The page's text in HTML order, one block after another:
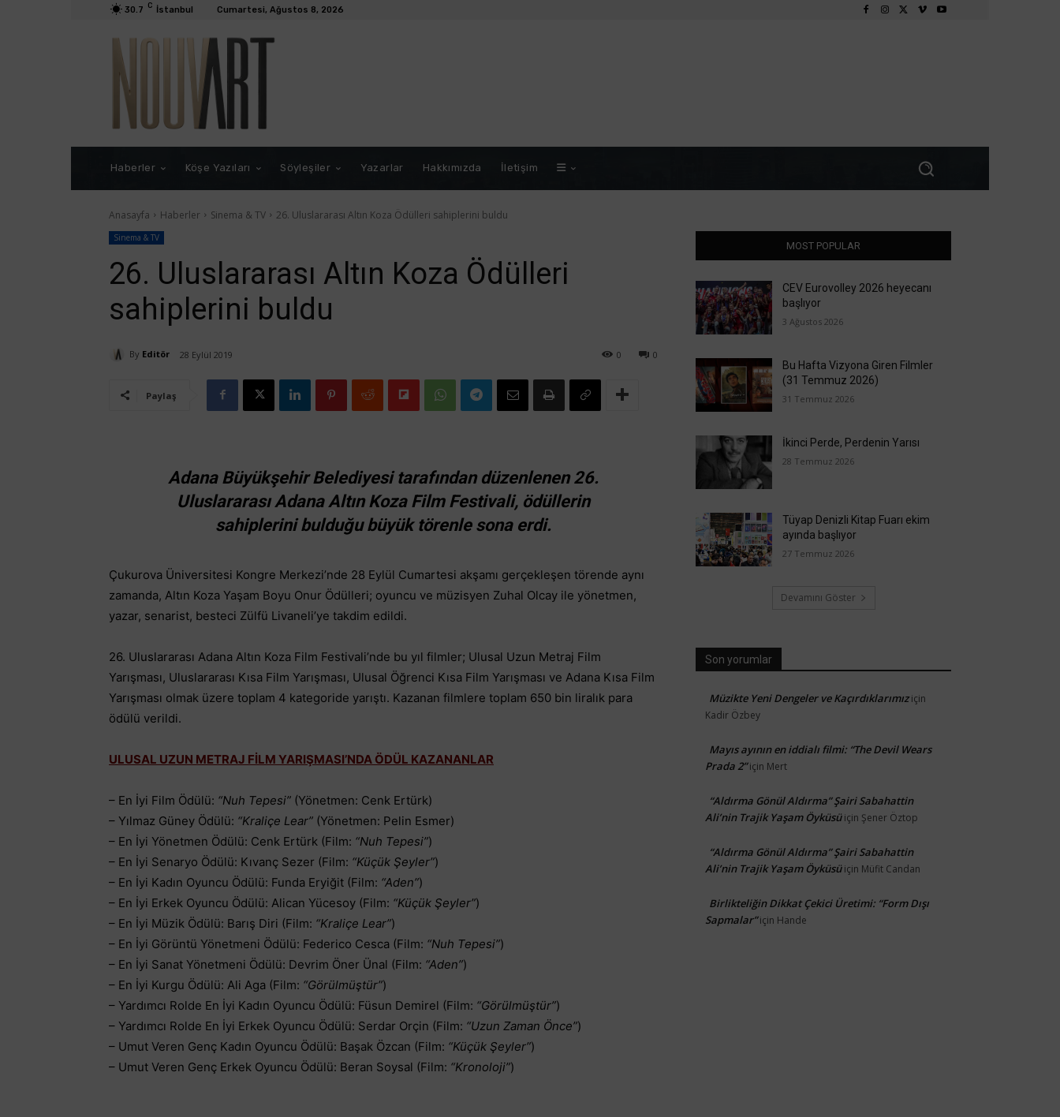
30.7 C İstanbul Cumartesi, Ağustos 8, 2026
Haberler Köşe Yazıları Söyleşiler Yazarlar Hakkımızda İletişim
Anasayfa Haberler Sinema & TV 26. Uluslararası Altın Koza Ödülleri sahiplerini buldu
Sinema & TV
26. Uluslararası Altın Koza Ödülleri
sahiplerini buldu
By Editör 28 Eylül 2019 0
0
Paylaş
Adana Büyükşehir Belediyesi tarafından düzenlenen 26.
Uluslararası Adana Altın Koza Film Festivali, ödüllerin
sahiplerini bulduğu büyük törenle sona erdi.
Çukurova Üniversitesi Kongre Merkezi’nde 28 Eylül Cumartesi akşamı gerçekleşen törende aynı
zamanda, Altın Koza Yaşam Boyu Onur Ödülleri; oyuncu ve müzisyen Zuhal Olcay ile yönetmen,
yazar, senarist, besteci Zülfü Livaneli’ye takdim edildi.
26. Uluslararası Adana Altın Koza Film Festivali’nde bu yıl filmler; Ulusal Uzun Metraj Film
Yarışması, Uluslararası Kısa Film Yarışması, Ulusal Öğrenci Kısa Film Yarışması ve Adana Kısa Film
Yarışması olmak üzere toplam 4 kategoride yarıştı. Kazanan filmlere toplam 650 bin liralık para
ödülü verildi.
ULUSAL UZUN METRAJ FİLM YARIŞMASI’NDA ÖDÜL KAZANANLAR
– En İyi Film Ödülü: “Nuh Tepesi” (Yönetmen: Cenk Ertürk)
– Yılmaz Güney Ödülü: “Kraliçe Lear” (Yönetmen: Pelin Esmer)
– En İyi Yönetmen Ödülü: Cenk Ertürk (Film: “Nuh Tepesi”)
– En İyi Senaryo Ödülü: Kıvanç Sezer (Film: “Küçük Şeyler”)
– En İyi Kadın Oyuncu Ödülü: Funda Eryiğit (Film: “Aden”)
– En İyi Erkek Oyuncu Ödülü: Alican Yücesoy (Film: “Küçük Şeyler”)
– En İyi Müzik Ödülü: Barış Diri (Film: “Kraliçe Lear”)
– En İyi Görüntü Yönetmeni Ödülü: Federico Cesca (Film: “Nuh Tepesi”)
– En İyi Sanat Yönetmeni Ödülü: Devrim Öner Ünal (Film: “Aden”)
– En İyi Kurgu Ödülü: Ali Aga (Film: “Görülmüştür”)
– Yardımcı Rolde En İyi Kadın Oyuncu Ödülü: Füsun Demirel (Film: “Görülmüştür”)
– Yardımcı Rolde En İyi Erkek Oyuncu Ödülü: Serdar Orçin (Film: “Uzun Zaman Önce”)
– Umut Veren Genç Kadın Oyuncu Ödülü: Başak Özcan (Film: “Küçük Şeyler”)
– Umut Veren Genç Erkek Oyuncu Ödülü: Beran Soysal (Film: “Kronoloji”)
MOST POPULAR
CEV Eurovolley 2026 heyecanı
başlıyor
3 Ağustos 2026
Bu Hafta Vizyona Giren Filmler
(31 Temmuz 2026)
31 Temmuz 2026
İkinci Perde, Perdenin Yarısı
28 Temmuz 2026
Tüyap Denizli Kitap Fuarı ekim
ayında başlıyor
27 Temmuz 2026
Devamını Göster
Son yorumlar
Müzikte Yeni Dengeler ve Kaçırdıklarımıziçin
Kadir Özbey
Mayıs ayının en iddialı filmi: “The Devil Wears
Prada 2”için Mert
“Aldırma Gönül Aldırma” Şairi Sabahattin
Ali’nin Trajik Yaşam Öyküsüiçin Şener Öztop
“Aldırma Gönül Aldırma” Şairi Sabahattin
Ali’nin Trajik Yaşam Öyküsüiçin Müfit Candan
Birlikteliğin Dikkat Çekici Üretimi: “Form Dışı
Sapmalar”için Hande